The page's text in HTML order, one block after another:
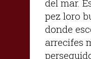
del mar.
pez loro
donde
arrecifes